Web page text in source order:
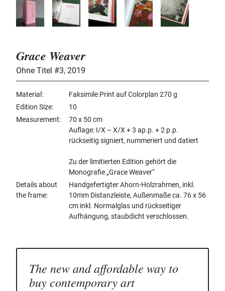
Grace Weaver
Ohne Titel #3, 2019
Material
Faksimile Print auf Colorplan 270 g
Edition Size
10
Measurement
70 x 50 cm
Auflage: I/X – X/X + 3 ap.p. + 2 p.p.
rückseitig signiert, nummeriert und datiert
Zu der limitierten Edition gehört die
Monografie „Grace Weaver“
Details about
the frame
Handgefertigter Ahorn-Holzrahmen, inkl.
10mm Distanzleiste, Außenmaße ca. 76 x 56
cm inkl. Normalglas und rückseitiger
Aufhängung, staubdicht verschlossen.
The new and affordable way to
buy contemporary art